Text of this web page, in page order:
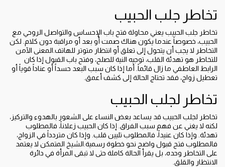
تخاطر جلب الحبيب
تخاطر جلب الحبيب يعني محاولة فتح باب الإحساس والتواصل الروحي مع
الحبيب، خصوصاً عندما يكون هناك صمت أو بعد أو مراقبة دون كلام. لكن
التخاطر لا يجب أن يتحول إلى تعلق أو انتظار متوتر للهاتف.المعنى الآمن
للتخاطر هو تهدئة القلب، توجيه النية للصلح، وفتح باب القبول إذا كان
الرابط العاطفي ما زال قائماً. أما إذا كان سبب البعد حسداً أو عناداً قوياً أو
تعطيل زواج، فقد تحتاج الحالة إلى كشف أعمق.
تخاطر لجلب الحبيب
تخاطر لجلب الحبيب قد يساعد بعض النساء على الشعور بالهدوء والتركيز،
لكنه لا يغني عن فهم سبب الفراق. إذا كان الحبيب زعلاناً، فالمطلوب
تهدئة. وإذا كان عنيداً، فالمطلوب تليين قلب. وإذا كان متردداً في الزواج،
فالمطلوب فتح قبول واضح نحو خطوة رسمية.الشيخ المتمكن لا يعتمد
على التخاطر وحده، بل يقرأ الحالة كاملة حتى لا تبقى المرأة في دائرة
الانتظار والقلق.